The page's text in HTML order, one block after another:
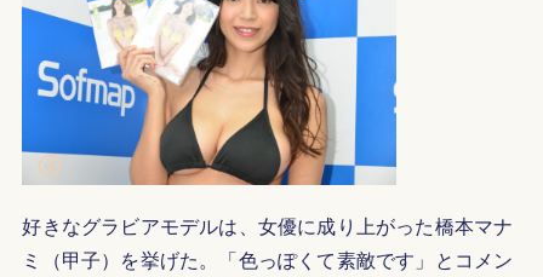
好きなグラビアモデルは、女優に成り上がった橋本マナ
ミ（甲子）を挙げた。「色っぽくて素敵です」とコメン